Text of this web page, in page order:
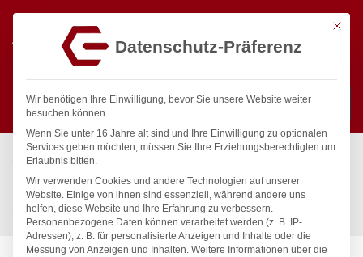
Suchen
Start / Gastronomiebedarf & Gastro Geräte für Profis
Präsentation
Buffet-Präsentation
/
Flüssigbrennstoff mit Docht, HENDI, Brenndauer ± 6 Stunden, 6
Stk
Mit
Datenschutz-Präferenz
Wir benötigen Ihre Einwilligung, bevor Sie unsere Website weiter
besuchen können.
Wenn Sie unter 16 Jahre alt sind und Ihre Einwilligung zu optionalen
Services geben möchten, müssen Sie Ihre Erziehungsberechtigten um
Erlaubnis bitten.
Wir verwenden Cookies und andere Technologien auf unserer
Website. Einige von ihnen sind essenziell, während andere uns
helfen, diese Website und Ihre Erfahrung zu verbessern.
Personenbezogene Daten können verarbeitet werden (z. B. IP-
Adressen), z. B. für personalisierte Anzeigen und Inhalte oder die
Messung von Anzeigen und Inhalten. Weitere Informationen über die